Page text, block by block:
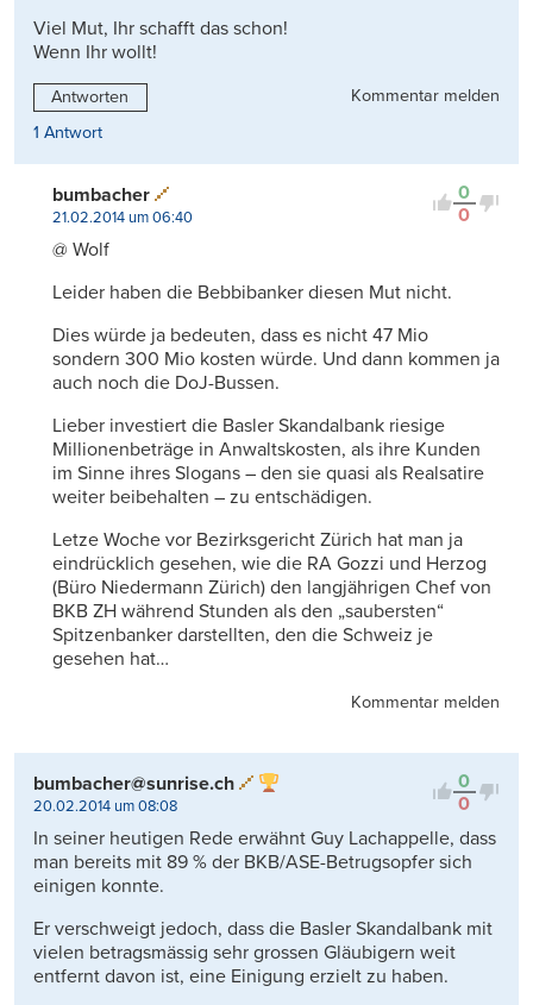
Viel Mut, Ihr schafft das schon!
Wenn Ihr wollt!
Antworten
Kommentar melden
1 Antwort
0
0
bumbacher
21.02.2014 um 06:40
@ Wolf
Leider haben die Bebbibanker diesen Mut nicht.
Dies würde ja bedeuten, dass es nicht 47 Mio
sondern 300 Mio kosten würde. Und dann kommen ja
auch noch die DoJ-Bussen.
Lieber investiert die Basler Skandalbank riesige
Millionenbeträge in Anwaltskosten, als ihre Kunden
im Sinne ihres Slogans – den sie quasi als Realsatire
weiter beibehalten – zu entschädigen.
Letze Woche vor Bezirksgericht Zürich hat man ja
eindrücklich gesehen, wie die RA Gozzi und Herzog
(Büro Niedermann Zürich) den langjährigen Chef von
BKB ZH während Stunden als den „saubersten“
Spitzenbanker darstellten, den die Schweiz je
gesehen hat…
Kommentar melden
0
0
bumbacher@sunrise.ch
20.02.2014 um 08:08
In seiner heutigen Rede erwähnt Guy Lachappelle, dass
man bereits mit 89 % der BKB/ASE-Betrugsopfer sich
einigen konnte.
Er verschweigt jedoch, dass die Basler Skandalbank mit
vielen betragsmässig sehr grossen Gläubigern weit
entfernt davon ist, eine Einigung erzielt zu haben.